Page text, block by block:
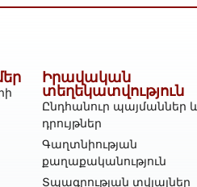
Իրավական
տեղեկատվություն
Ընդհանուր պայմաններ և
դրույթներ
Գաղտնիության
քաղաքականություն
Տպագրության տվյալներ